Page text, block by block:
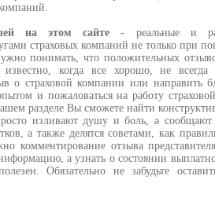
на этом сайте- реальные и
страховых компаний не только при
понимать, что положительных
когда все хорошо, не всегда
о страховой компании или направить
и пожаловаться на работу
разделе Вы сможете найти
изливают душу и боль, а сообщают
а также делятся советами, как
комментирование отзыва
а узнать о состоянии
Обязательно не забудьте